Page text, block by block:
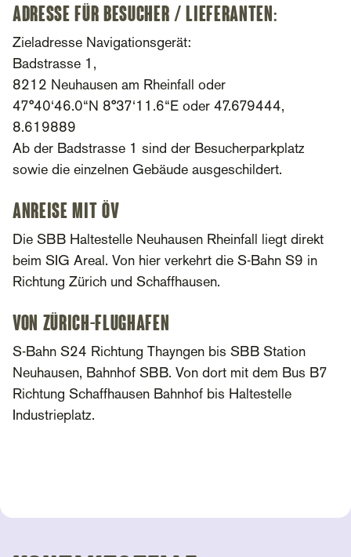
Adresse für Besucher / Lieferanten:
Zieladresse Navigationsgerät:
Badstrasse 1,
8212 Neuhausen am Rheinfall oder
47°40‘46.0“N 8°37‘11.6“E oder 47.679444,
8.619889
Ab der Badstrasse 1 sind der Besucherparkplatz
sowie die einzelnen Gebäude ausgeschildert.
Anreise mit ÖV
Die SBB Haltestelle Neuhausen Rheinfall liegt direkt
beim SIG Areal. Von hier verkehrt die S-Bahn S9 in
Richtung Zürich und Schaffhausen.
Von Zürich-Flughafen
S-Bahn S24 Richtung Thayngen bis SBB Station
Neuhausen, Bahnhof SBB. Von dort mit dem Bus B7
Richtung Schaffhausen Bahnhof bis Haltestelle
Industrieplatz.